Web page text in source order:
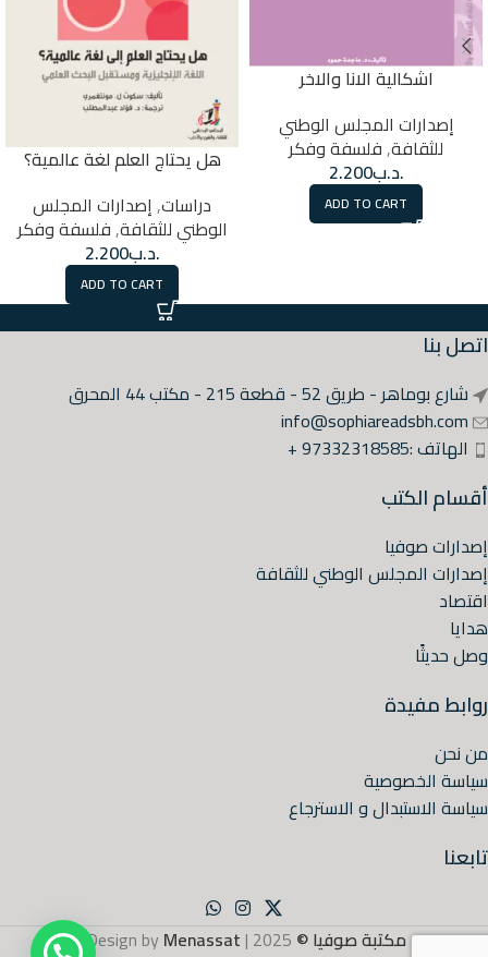
اشكالية الانا والاخر
إصدارات المجلس الوطني
للثقافة,فلسفة وفكر
.د.ب2.200
ADD TO CART
هل يحتاج العلم لغة عالمية؟
دراسات,إصدارات المجلس
الوطني للثقافة,فلسفة وفكر
.د.ب2.200
ADD TO CART
اتصل بنا
شارع بوماهر - طريق 52 - قطعة 215 - مكتب 44 المحرق
info@sophiareadsbh.com
الهاتف :97332318585 +
أقسام الكتب
إصدارات صوفيا
إصدارات المجلس الوطني للثقافة
اقتصاد
هدايا
وصل حديثًا
روابط مفيدة
من نحن
سياسة الخصوصية
سياسة الاستبدال و الاسترجاع
تابعنا
مكتبة صوفيا © 2025 | Design by
Menassat
.